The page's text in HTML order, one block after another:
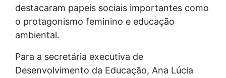
destacaram papeis sociais importantes como
o protagonismo feminino e educação
ambiental.
Para a secretária executiva de
Desenvolvimento da Educação, Ana Lúcia